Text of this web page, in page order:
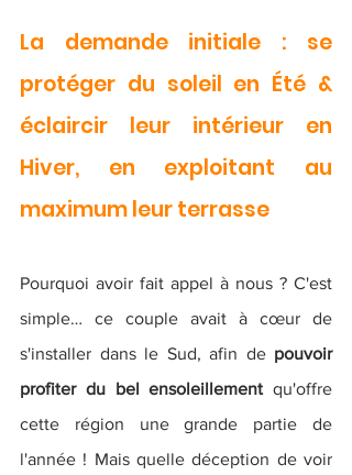
La demande initiale : se
protéger du soleil en Été &
éclaircir leur intérieur en
Hiver, en exploitant au
maximum leur terrasse
Pourquoi avoir fait appel à nous ? C'est
simple… ce couple avait à cœur de
s'installer dans le Sud, afin de pouvoir
profiter du bel ensoleillement qu'offre
cette région une grande partie de
l'année ! Mais quelle déception de voir